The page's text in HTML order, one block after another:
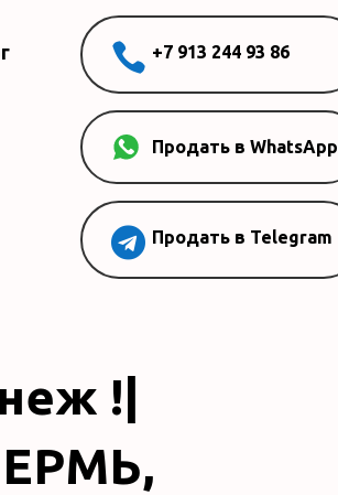
 +7 913 244 93 86
Продать в WhatsApp
 Продать в Telegram
!|